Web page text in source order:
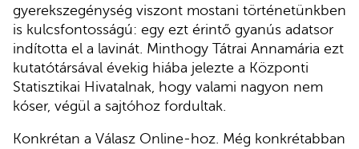
gyerekszegénység viszont mostani történetünkben
is kulcsfontosságú: egy ezt érintő gyanús adatsor
indította el a lavinát. Minthogy Tátrai Annamária ezt
kutatótársával évekig hiába jelezte a Központi
Statisztikai Hivatalnak, hogy valami nagyon nem
kóser, végül a sajtóhoz fordultak.
Konkrétan a Válasz Online-hoz. Még konkrétabban